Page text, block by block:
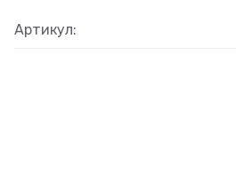
Артикул: